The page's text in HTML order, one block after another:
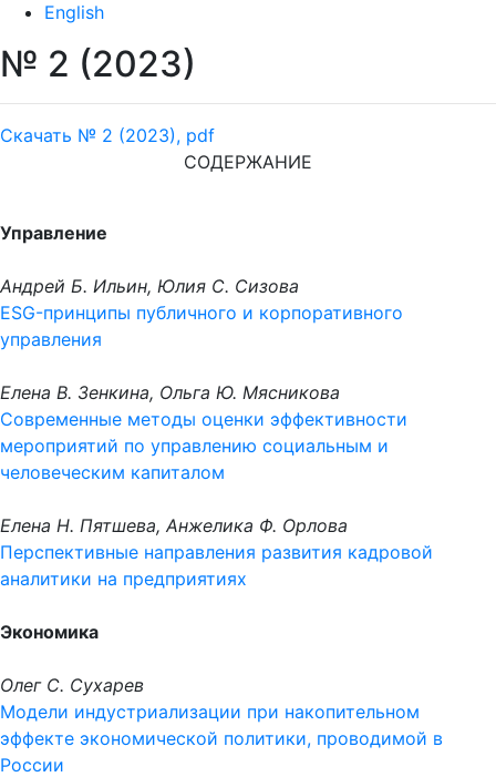
English
№ 2 (2023)
Скачать № 2 (2023), pdf
СОДЕРЖАНИЕ
Управление
Андрей Б. Ильин, Юлия С. Сизова
ESG-принципы публичного и корпоративного
управления
Елена В. Зенкина, Ольга Ю. Мясникова
Современные методы оценки эффективности
мероприятий по управлению социальным и
человеческим капиталом
Елена Н. Пятшева, Анжелика Ф. Орлова
Перспективные направления развития кадровой
аналитики на предприятиях
Экономика
Олег С. Сухарев
Модели индустриализации при накопительном
эффекте экономической политики, проводимой в
России